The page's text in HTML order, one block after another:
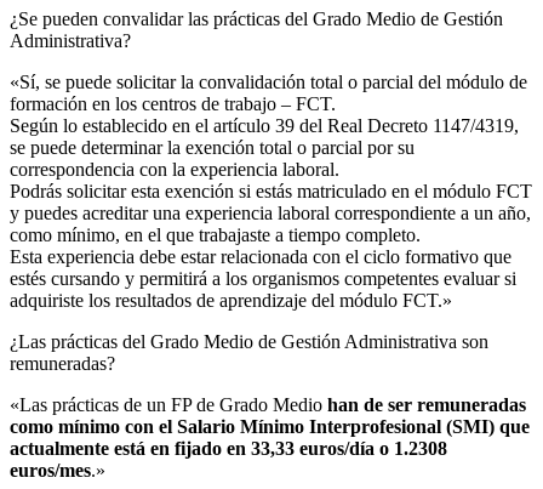
¿Se pueden convalidar las prácticas del Grado Medio de Gestión
Administrativa?​
«Sí, se puede solicitar la convalidación total o parcial del módulo de
formación en los centros de trabajo – FCT.
Según lo establecido en el artículo 39 del Real Decreto 1147/4319,
se puede determinar la exención total o parcial por su
correspondencia con la experiencia laboral.
Podrás solicitar esta exención si estás matriculado en el módulo FCT
y puedes acreditar una experiencia laboral correspondiente a un año,
como mínimo, en el que trabajaste a tiempo completo.
Esta experiencia debe estar relacionada con el ciclo formativo que
estés cursando y permitirá a los organismos competentes evaluar si
adquiriste los resultados de aprendizaje del módulo FCT.»
¿Las prácticas del Grado Medio de Gestión Administrativa son
remuneradas?​
«Las prácticas de un FP de Grado Medio han de ser remuneradas
como mínimo con el Salario Mínimo Interprofesional (SMI) que
actualmente está en fijado en 33,33 euros/día o 1.2308
euros/mes.»